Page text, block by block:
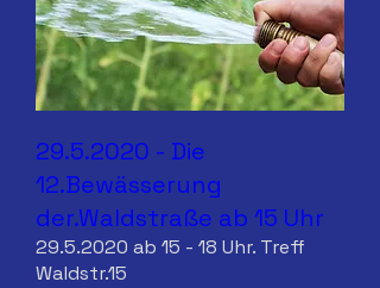
29.5.2020 - Die
12.Bewässerung
der.Waldstraße ab 15 Uhr
29.5.2020 ab 15 - 18 Uhr. Treff
Waldstr.15